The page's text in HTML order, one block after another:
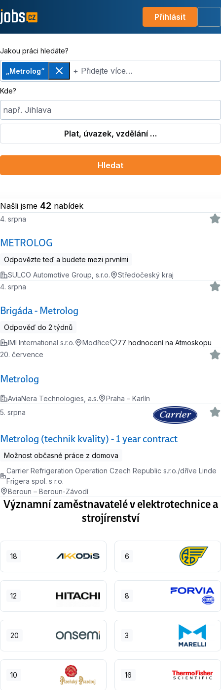
Přihlásit
Jakou práci hledáte?
„Metrolog“
Odebrat+ Přidejte více…
Kde?
např. Jihlava
Plat, úvazek, vzdělání …
Hledat
Našli jsme 42 nabídek
METROLOG
4. srpna
Odpovězte teď a budete mezi prvními
SULCO Automotive Group, s.r.o.
Středočeský kraj
Brigáda - Metrolog
4. srpna
Odpověď do 2 týdnů
IMI International s.r.o.
Modřice 77 hodnocení na Atmoskopu
Metrolog
20. července
AviaNera Technologies, a.s. Praha – Karlín
Metrolog (technik kvality) - 1 year contract
5. srpna
Možnost občasné práce z domova
Carrier Refrigeration Operation Czech Republic s.r.o./dříve Linde
Frigera spol. s r.o.
Beroun – Beroun-Závodí
Významní zaměstnavatelé v elektrotechnice a
strojírenství
18 6
12 8
20 3
10 16